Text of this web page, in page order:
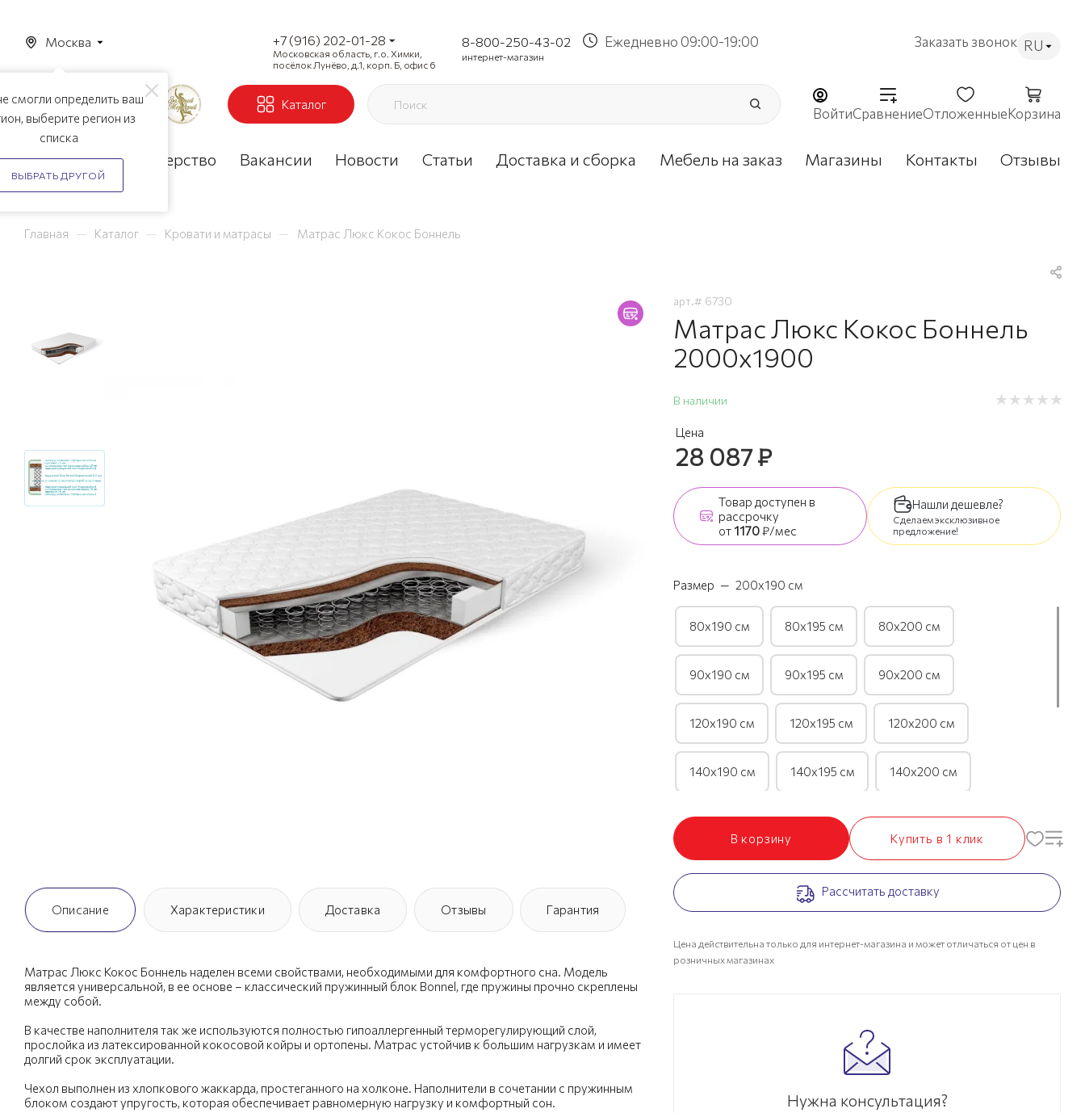
Москва
смогли определить ваш
выберите регион из
списка
ВЫБРАТЬ ДРУГОЙ
+7 (916) 202-01-28
Московская область, г.о. Химки,
посёлок Лунёво, д.1, корп. Б, офис 6
8-800-250-43-02
интернет-магазин
Ежедневно 09:00-19:00 Заказать звонок RU
Каталог
ВойтиСравнениеОтложенныеКорзина
Акции Партнерство Вакансии Новости Статьи Доставка и сборка Мебель на заказ Магазины Контакты Отзывы
Главная — Каталог — Кровати и матрасы — Матрас Люкс Кокос Боннель
Описание Характеристики Доставка Отзывы Гарантия
Матрас Люкс Кокос Боннель наделен всеми свойствами, необходимыми для комфортного сна. Модель
является универсальной, в ее основе – классический пружинный блок Bonnel, где пружины прочно скреплены
между собой.
В качестве наполнителя так же используются полностью гипоаллергенный терморегулирующий слой,
прослойка из латексированной кокосовой койры и ортопены. Матрас устойчив к большим нагрузкам и имеет
долгий срок эксплуатации.
Чехол выполнен из хлопкового жаккарда, простеганного на холконе. Наполнители в сочетании с пружинным
блоком создают упругость, которая обеспечивает равномерную нагрузку и комфортный сон.
арт.# 6730
Матрас Люкс Кокос Боннель
2000х1900
В наличии
Цена
28 087₽
Товар доступен в
рассрочку
от 1170₽/мес
Нашли дешевле?
Сделаем эксклюзивное
предложение!
Размер — 200х190 см
80х190 см 80х195 см 80х200 см
90х190 см 90х195 см 90х200 см
120х190 см 120х195 см 120х200 см
140х190 см 140х195 см 140х200 см
160х190 см 160х195 см 160х200 см
В корзину Купить в 1 клик
Рассчитать доставку
Цена действительна только для интернет-магазина и может отличаться от цен в
розничных магазинах
Нужна консультация?